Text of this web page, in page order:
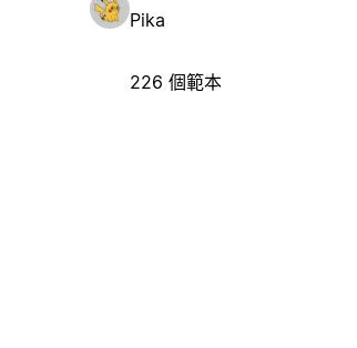
Pika
226 個範本